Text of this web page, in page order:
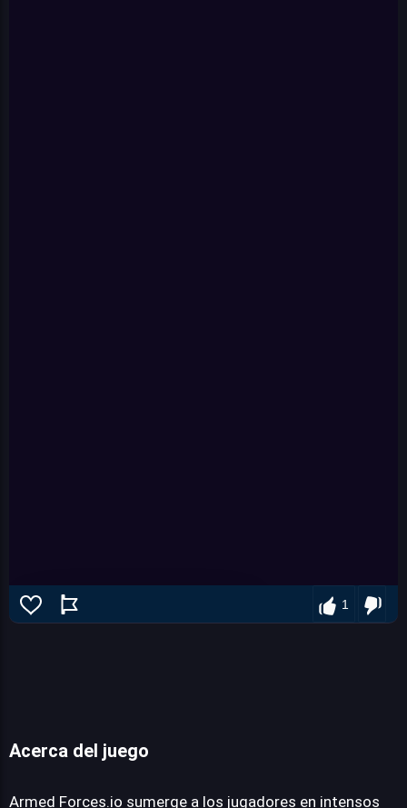
1
Acerca del juego
Armed Forces.io sumerge a los jugadores en intensos